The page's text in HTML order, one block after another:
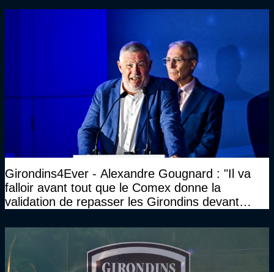
Girondins4Ever - Alexandre Gougnard : "Il va
falloir avant tout que le Comex donne la
validation de repasser les Girondins devant